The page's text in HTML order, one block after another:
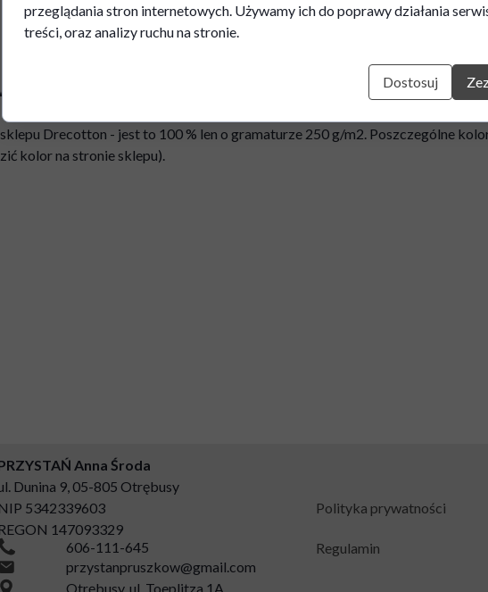
Produkt niedostępny
opcja wyboru z materiałem lub bez.
Drecotton - jest to 100 % len o gramaturze 250 g/m2. Poszczególne
kolor na stronie sklepu).
Regulamin
Polityka prywatności
Anna Środa
Dunina 9, 05-805 Otrębusy
5342339603
147093329
606-111-645
przystanpruszkow@gmail.com
Otrębusy, ul. Toeplitza 1A
przeglądania stron internetowych. Używamy ich do poprawy działania
treści, oraz analizy ruchu na stronie.
Dostosuj